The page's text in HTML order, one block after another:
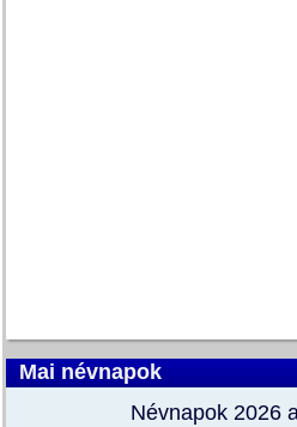
Mai névnapok
Névnapok 2026